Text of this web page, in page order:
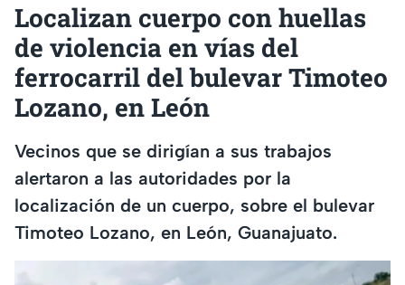
Localizan cuerpo con huellas
de violencia en vías del
ferrocarril del bulevar Timoteo
Lozano, en León
Vecinos que se dirigían a sus trabajos
alertaron a las autoridades por la
localización de un cuerpo, sobre el bulevar
Timoteo Lozano, en León, Guanajuato.